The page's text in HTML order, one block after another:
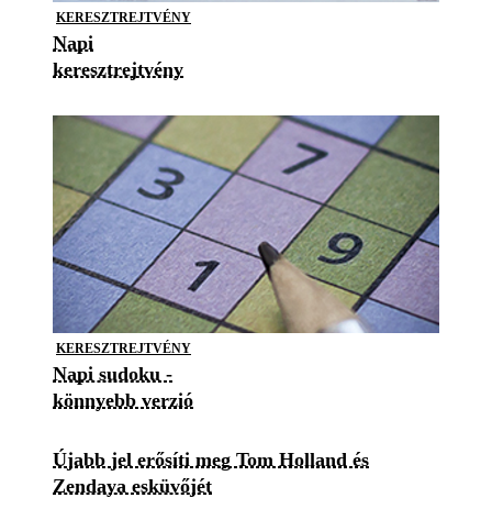
KERESZTREJTVÉNY
Napi
keresztrejtvény
KERESZTREJTVÉNY
Napi sudoku -
könnyebb verzió
Újabb jel erősíti meg Tom Holland és
Zendaya esküvőjét